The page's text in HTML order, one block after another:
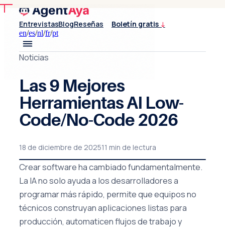
EntrevistasBlogReseñas Boletín gratis ↓
en/es/nl/fr/pt
Noticias
Las 9 Mejores
Herramientas AI Low-
Code/No-Code 2026
18 de diciembre de 202511 min de lectura
Crear software ha cambiado fundamentalmente.
La IA no solo ayuda a los desarrolladores a
programar más rápido, permite que equipos no
técnicos construyan aplicaciones listas para
producción, automaticen flujos de trabajo y